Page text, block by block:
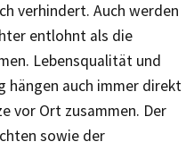
verhindert. Auch werden
entlohnt als die
Lebensqualität und
hängen auch immer direkt
vor Ort zusammen. Der
sowie der